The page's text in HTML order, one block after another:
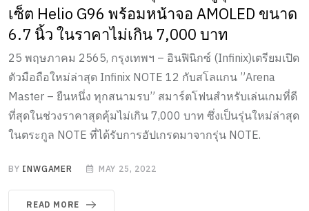
เซ็ต Helio G96 พร้อมหน้าจอ AMOLED ขนาด
6.7 นิ้ว ในราคาไม่เกิน 7,000 บาท
25 พฤษภาคม 2565, กรุงเทพฯ – อินฟินิกซ์ (Infinix)เตรียมเปิด
ตัวมือถือใหม่ล่าสุด Infinix NOTE 12 กับสโลแกน ”Arena
Master – ยืนหนึ่ง ทุกสนามรบ” สมาร์ตโฟนสำหรับเล่นเกมที่ดี
ที่สุดในช่วงราคาสุดคุ้มไม่เกิน 7,000 บาท ซึ่งเป็นรุ่นใหม่ล่าสุด
ในตระกูล NOTE ที่ได้รับการอัปเกรดมาจากรุ่น NOTE.
BY INWGAMER MAY 25, 2022
READ MORE